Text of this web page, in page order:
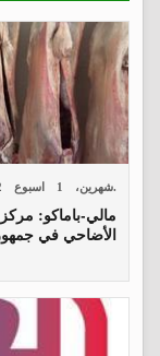
مالي-باماكو:
الأضاحي في جمهورية مالي